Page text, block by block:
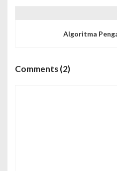
Algoritma
Comments (2)